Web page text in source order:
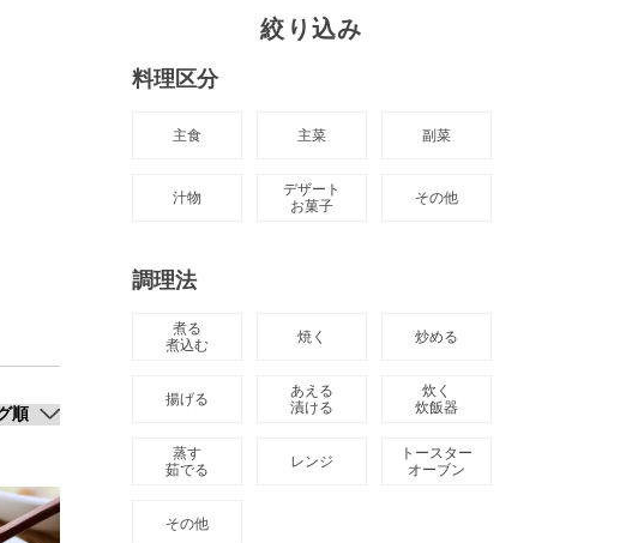
絞り込み
料理区分
主食 主菜 副菜
汁物
デザート
お菓子
その他
調理法
煮る
煮込む
焼く 炒める
揚げる
あえる
漬ける
炊く
炊飯器
蒸す
茹でる
レンジ
トースター
オーブン
その他